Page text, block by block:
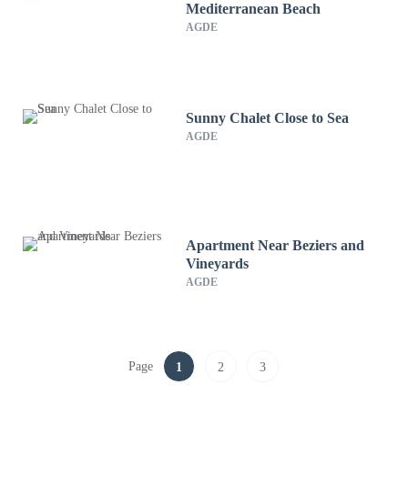
Mediterranean Beach
AGDE
Sunny Chalet Close to Sea
AGDE
Apartment Near Beziers and
Vineyards
AGDE
Page 1 2 3